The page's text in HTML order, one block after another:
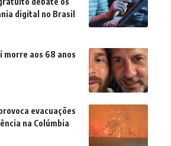
digital no Brasil
morre aos 68 anos
evacuações
na Colúmbia